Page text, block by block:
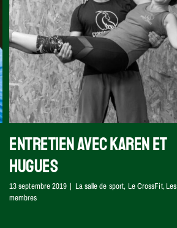
Entretien avec Karen et
Hugues
13 septembre 2019 | La salle de sport, Le CrossFit,Les
membres